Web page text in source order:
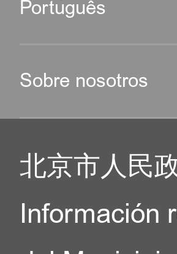
Português
Sobre nosotros
北京市人民
Información